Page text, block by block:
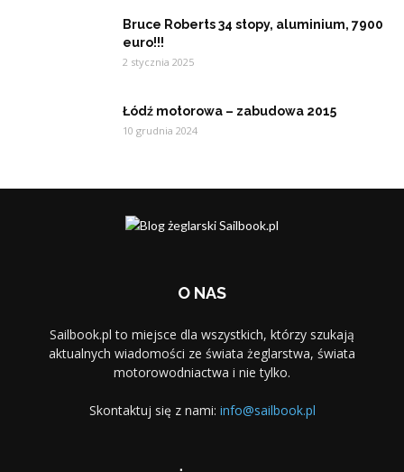
Bruce Roberts 34 stopy, aluminium, 7900
euro!!!
2 stycznia 2025
Łódź motorowa – zabudowa 2015
10 grudnia 2024
O NAS
Sailbook.pl to miejsce dla wszystkich, którzy szukają
aktualnych wiadomości ze świata żeglarstwa, świata
motorowodniactwa i nie tylko.
Skontaktuj się z nami: info@sailbook.pl